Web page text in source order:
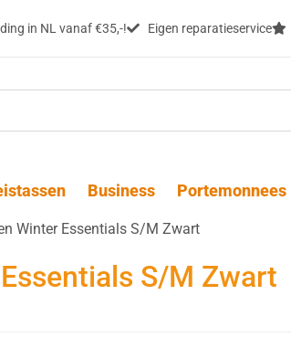
in NL vanaf €35,-! Eigen reparatieservice
Business Portemonnees
Winter Essentials S/M Zwart
S/M Zwart